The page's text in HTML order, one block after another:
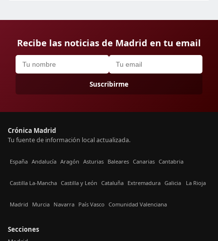
Recibe las noticias de Madrid en tu email
Suscribirme
Crónica Madrid
Tu fuente de información local actualizada.
España Andalucía Aragón Asturias Baleares Canarias Cantabria
Castilla La-Mancha Castilla y León Cataluña Extremadura Galicia La Rioja
Madrid Murcia Navarra País Vasco Comunidad Valenciana
Secciones